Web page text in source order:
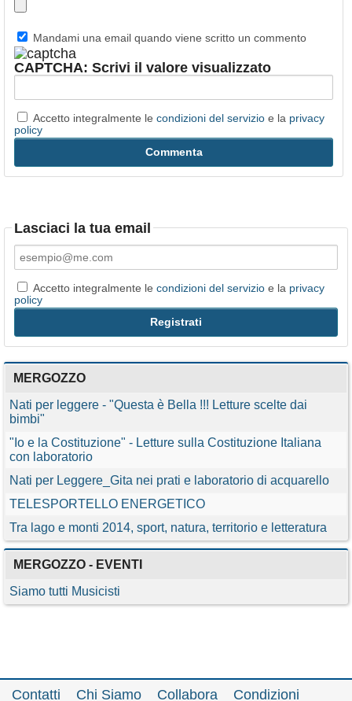
Mandami una email quando viene scritto un commento
CAPTCHA: Scrivi il valore visualizzato
Accetto integralmente le condizioni del servizio e la privacy
policy
Lasciaci la tua email
Accetto integralmente le condizioni del servizio e la privacy
policy
MERGOZZO
Nati per leggere - "Questa è Bella !!! Letture scelte dai
bimbi"
"Io e la Costituzione" - Letture sulla Costituzione Italiana
con laboratorio
Nati per Leggere_Gita nei prati e laboratorio di acquarello
TELESPORTELLO ENERGETICO
Tra lago e monti 2014, sport, natura, territorio e letteratura
MERGOZZO - EVENTI
Siamo tutti Musicisti
Contatti Chi Siamo Collabora Condizioni